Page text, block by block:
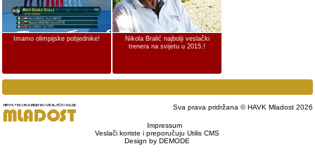
Imamo olimpijske pobjednike!
Nikola Bralić najbolji veslački
trenera na svijetu u 2015.!
Sva prava pridržana © HAVK Mladost 2026
Impressum
Veslači koriste i preporučuju Utilis CMS
Design by DEMODE